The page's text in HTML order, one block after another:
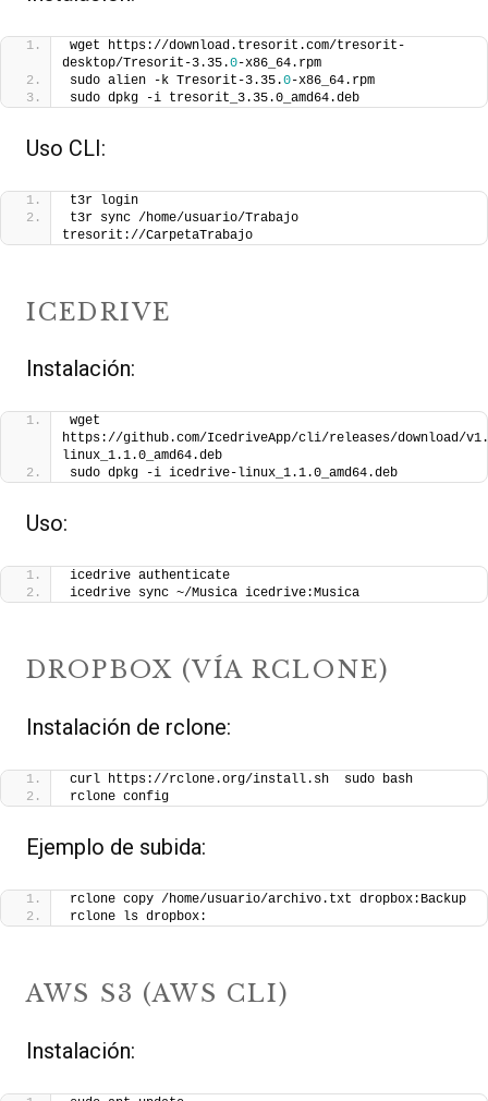
wget https://download.tresorit.com/tresorit-
desktop/Tresorit-3.35.0-x86_64.rpm
sudo alien -k Tresorit-3.35.0-x86_64.rpm
sudo dpkg -i tresorit_3.35.0_amd64.deb
Uso CLI:
t3r login
t3r sync /home/usuario/Trabajo
tresorit://CarpetaTrabajo
ICEDRIVE
Instalación:
wget
https://github.com/IcedriveApp/cli/releases/download/
linux_1.1.0_amd64.deb
sudo dpkg -i icedrive-linux_1.1.0_amd64.deb
Uso:
icedrive authenticate
icedrive sync ~/Musica icedrive:Musica
DROPBOX (VÍA RCLONE)
Instalación de rclone:
curl https://rclone.org/install.sh  sudo bash
rclone config
Ejemplo de subida:
rclone copy /home/usuario/archivo.txt dropbox:Backup
rclone ls dropbox:
AWS S3 (AWS CLI)
Instalación: